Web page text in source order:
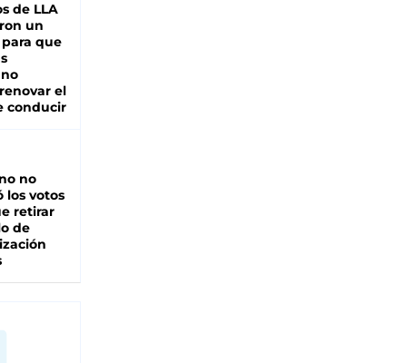
de LLA
un
que
el
conducir
no
los votos
retirar
de